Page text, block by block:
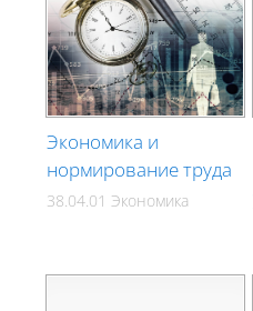
Экономика и
нормирование труда
38.04.01 Экономика